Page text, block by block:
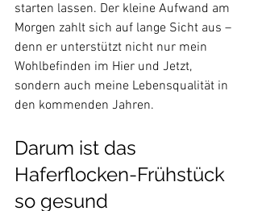
starten lassen. Der kleine Aufwand am
Morgen zahlt sich auf lange Sicht aus –
denn er unterstützt nicht nur mein
Wohlbefinden im Hier und Jetzt,
sondern auch meine Lebensqualität in
den kommenden Jahren.
Darum ist das
Haferflocken-Frühstück
so gesund